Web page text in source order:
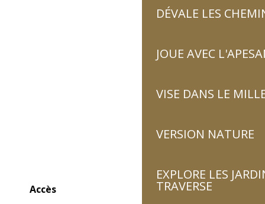
DÉVALE LES
JOUE AVEC
VISE DANS LE
VERSION NATURE
EXPLORE LES
TRAVERSE
Accès
Accès